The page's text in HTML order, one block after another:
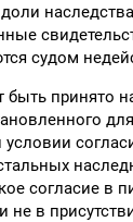
судом
быть принято
согласие в
не в